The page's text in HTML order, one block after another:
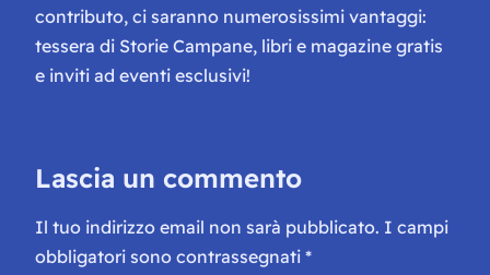
contributo, ci saranno numerosissimi vantaggi:
tessera di Storie Campane, libri e magazine gratis
e inviti ad eventi esclusivi!
Lascia un commento
Il tuo indirizzo email non sarà pubblicato. I campi
obbligatori sono contrassegnati *